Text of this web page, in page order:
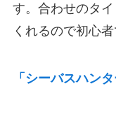
す。合わせのタ
くれるので初心
「シーバスハン